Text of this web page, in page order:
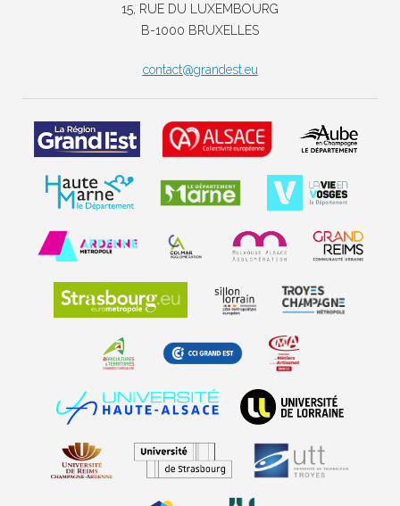
15, RUE DU LUXEMBOURG
B-1000 BRUXELLES
contact@grandest.eu